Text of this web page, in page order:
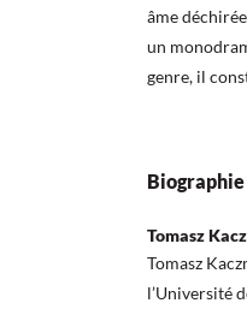
âme
un
genre, il
Tomasz
Tomasz
l’Université